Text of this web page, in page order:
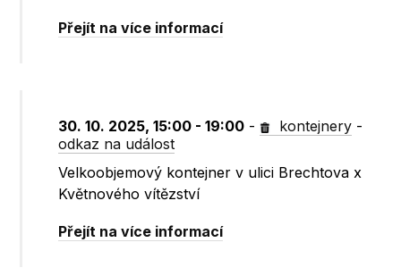
Přejít na více informací
30. 10. 2025, 15:00 - 19:00 - kontejnery -
odkaz na událost
Velkoobjemový kontejner v ulici Brechtova x
Květnového vítězství
Přejít na více informací